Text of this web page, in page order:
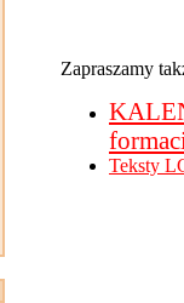
Zapraszamy
Teksty